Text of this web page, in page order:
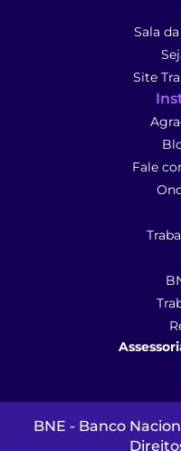
Sala
Site
Fale
BNE - Banco